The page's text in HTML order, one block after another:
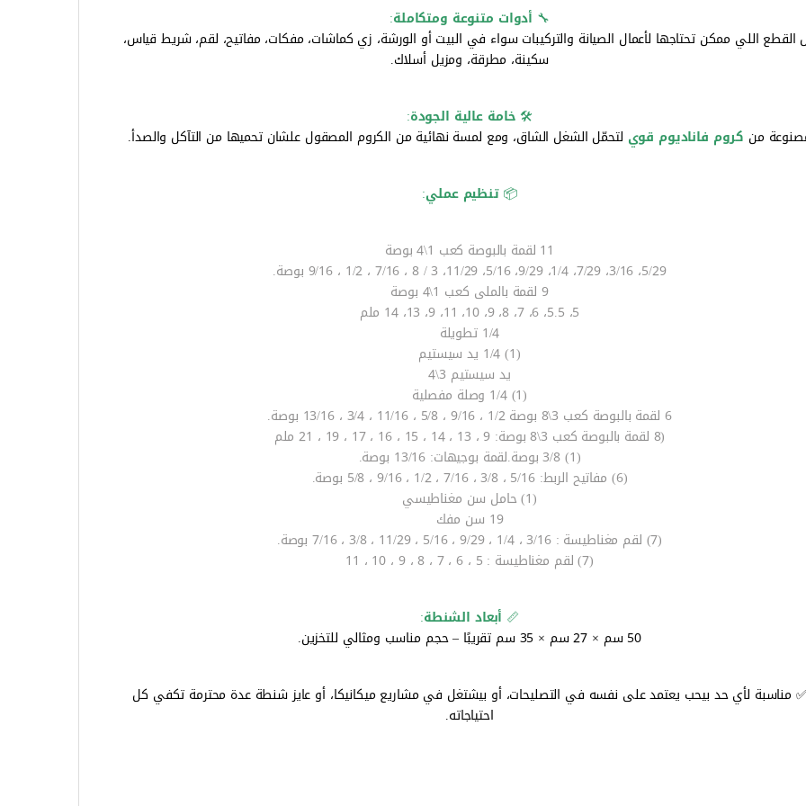
🔧 أدوات متنوعة ومتكاملة:
القطع اللي ممكن تحتاجها لأعمال الصيانة والتركيبات سواء في البيت أو الورشة، زي كماشات، مفكات، مفاتيح، لقم، شريط قياس،
سكينة، مطرقة، ومزيل أسلاك.
🛠️ خامة عالية الجودة:
من كروم فاناديوم قوي لتحمّل الشغل الشاق، ومع لمسة نهائية من الكروم المصقول علشان تحميها من التآكل والصدأ.
📦تنظيم عملي:
11 لقمة بالبوصة كعب 1\4 بوصة
5/29، 3/16، 7/29، 1/4، 9/29، 5/16، 11/29، 3 / 8 ، 7/16 ، 1/2 ، 9/16 بوصة.
9 لقمة بالملى كعب 1\4 بوصة
5، 5.5، 6، 7، 8، 9، 10، 11، 9، 13، 14 ملم
1/4 تطويلة
(1) 1/4 يد سيستيم
يد سيستيم 3\4
(1) 1/4 وصلة مفصلية
6 لقمة بالبوصة كعب 3\8 بوصة 1/2 ، 9/16 ، 5/8 ، 11/16 ، 3/4 ، 13/16 بوصة.
(8 لقمة بالبوصة كعب 3\8 بوصة: 9 ، 13 ، 14 ، 15 ، 16 ، 17 ، 19 ، 21 ملم
(1) 3/8 بوصة.لقمة بوجيهات: 13/16 بوصة.
(6) مفاتيح الربط: 5/16 ، 3/8 ، 7/16 ، 1/2 ، 9/16 ، 5/8 بوصة.
(1) حامل سن مغناطيسي
19 سن مفك
(7) لقم مغناطيسة : 3/16 ، 1/4 ، 9/29 ، 5/16 ، 11/29 ، 3/8 ، 7/16 بوصة.
(7) لقم مغناطيسة : 5 ، 6 ، 7 ، 8 ، 9 ، 10 ، 11
📏 أبعاد الشنطة:
50 سم × 27 سم × 35 سم تقريبًا – حجم مناسب ومثالي للتخزين.
✅ مناسبة لأي حد بيحب يعتمد على نفسه في التصليحات، أو بيشتغل في مشاريع ميكانيكا، أو عايز شنطة عدة محترمة تكفي كل
احتياجاته.